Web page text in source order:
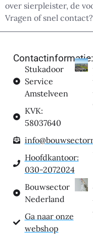
over sierpleister, de
Vragen of snel
Contactinformatie:
Stukadoor
Service
Amstelveen
KVK:
58037640
Hoofdkantoor:
030-2072024
Bouwsector
Nederland
Ga naar onze
webshop